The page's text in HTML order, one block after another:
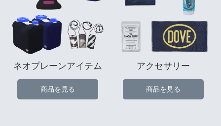
ネオプレーンアイテム
商品を見る
アクセサリー
商品を見る